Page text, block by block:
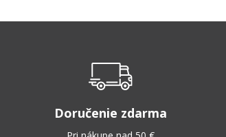
Doručenie zdarma